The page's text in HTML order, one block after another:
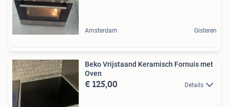
Amsterdam Gisteren
Beko Vrijstaand Keramisch Fornuis met
Oven
€ 125,00 Details